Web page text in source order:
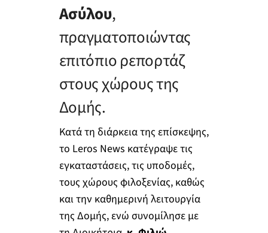
Ασύλου,
πραγματοποιώντας
επιτόπιο ρεπορτάζ
στους χώρους της
Δομής.
Κατά τη διάρκεια της επίσκεψης,
το Leros News κατέγραψε τις
εγκαταστάσεις, τις υποδομές,
τους χώρους φιλοξενίας, καθώς
και την καθημερινή λειτουργία
της Δομής, ενώ συνομίλησε με